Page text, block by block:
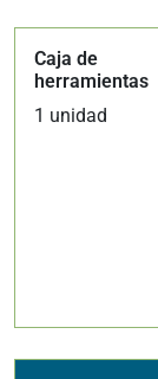
Caja de
herramientas
1 unidad